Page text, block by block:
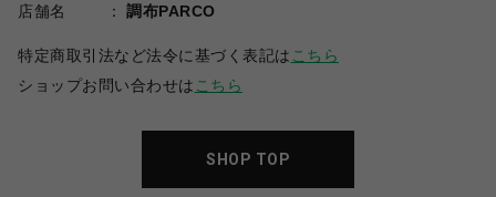
店舗名
調布PARCO
特定商取引法など法令に基づく表記は こちら
ショップお問い合わせは こちら
SHOP TOP